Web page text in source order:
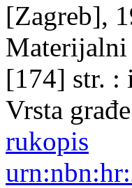
[Zagreb],
Materijalni
[174] str. :
Vrsta građe
rukopis